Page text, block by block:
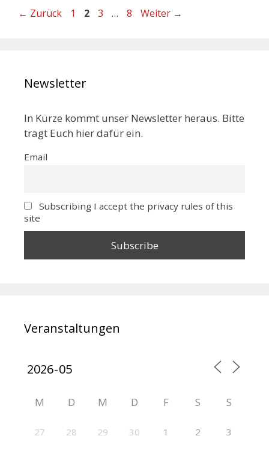
← Zurück 1 2 3 … 8 Weiter →
Newsletter
In Kürze kommt unser Newsletter heraus. Bitte
tragt Euch hier dafür ein.
Email
Subscribing I accept the privacy rules of this
site
Veranstaltungen
M D M D F S S
27 28 29 30 1 2 3